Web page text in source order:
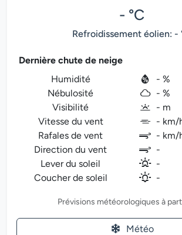
- °C
Refroidissement éolien: -
Dernière chute de neige
Humidité
- %
Nébulosité
- %
Visibilité
- m
Vitesse du vent
- km/
Rafales de vent
- km/
Direction du vent
-
Lever du soleil
-
Coucher de soleil
-
Prévisions météorologiques à
Météo